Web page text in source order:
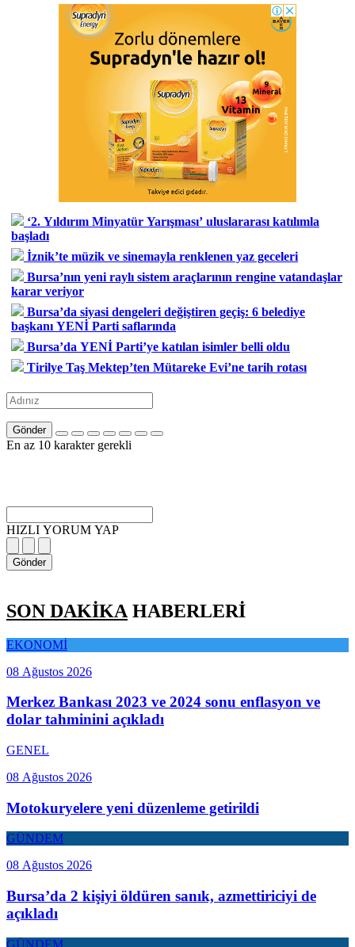
‘2. Yıldırım Minyatür Yarışması’ uluslararası katılımla
başladı
İznik’te müzik ve sinemayla renklenen yaz geceleri
Bursa’nın yeni raylı sistem araçlarının rengine vatandaşlar
karar veriyor
Bursa’da siyasi dengeleri değiştiren geçiş: 6 belediye
başkanı YENİ Parti saflarında
Bursa’da YENİ Parti’ye katılan isimler belli oldu
Tirilye Taş Mektep’ten Mütareke Evi’ne tarih rotası
Gönder
En az 10 karakter gerekli
HIZLI YORUM YAP
Gönder
SON DAKİKA HABERLERİ
EKONOMİ
08 Ağustos 2026
Merkez Bankası 2023 ve 2024 sonu enflasyon ve
dolar tahminini açıkladı
GENEL
08 Ağustos 2026
Motokuryelere yeni düzenleme getirildi
GÜNDEM
08 Ağustos 2026
Bursa’da 2 kişiyi öldüren sanık, azmettiriciyi de
açıkladı
GÜNDEM